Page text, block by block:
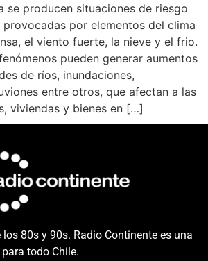
se producen situaciones de riesgo
por elementos del clima
el viento fuerte, la nieve y el frio.
pueden generar aumentos
de ríos, inundaciones,
entre otros, que afectan a las
viviendas y bienes en […]
80s y 90s. Radio Continente es una
todo Chile.